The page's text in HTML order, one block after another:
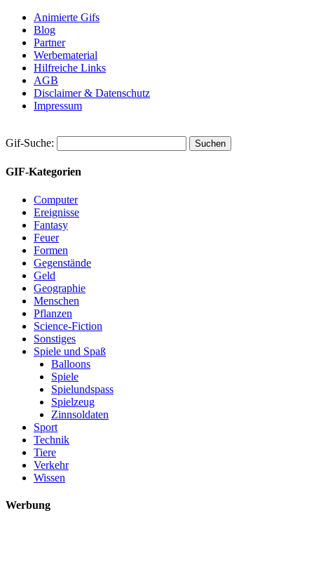
Animierte Gifs
Blog
Partner
Werbematerial
Hilfreiche Links
AGB
Disclaimer & Datenschutz
Impressum
Gif-Suche:
GIF-Kategorien
Computer
Ereignisse
Fantasy
Feuer
Formen
Gegenstände
Geld
Geographie
Menschen
Pflanzen
Science-Fiction
Sonstiges
Spiele und Spaß
Balloons
Spiele
Spielundspass
Spielzeug
Zinnsoldaten
Sport
Technik
Tiere
Verkehr
Wissen
Werbung